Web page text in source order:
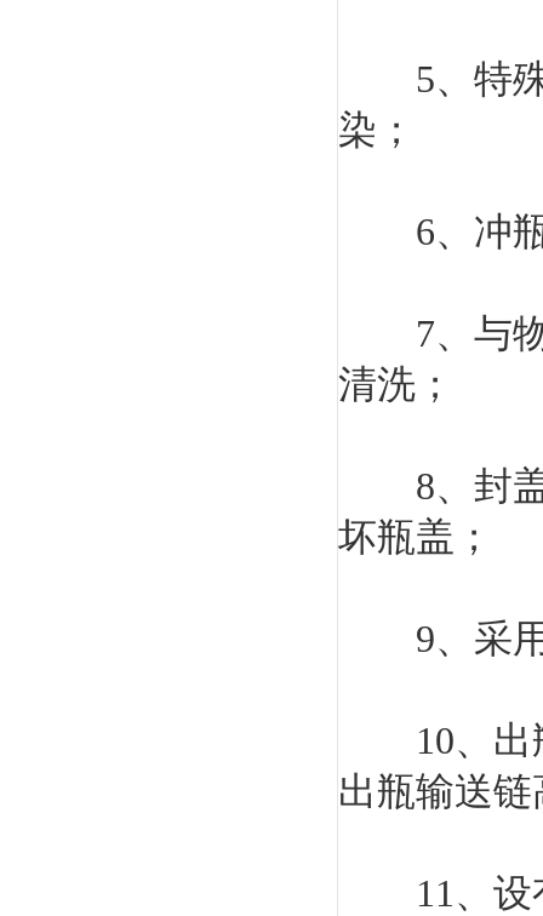
5、特殊
染；
6、冲瓶
7、与物
清洗；
8、封盖
坏瓶盖；
9、采用
10、出瓶
出瓶输送
11、设有